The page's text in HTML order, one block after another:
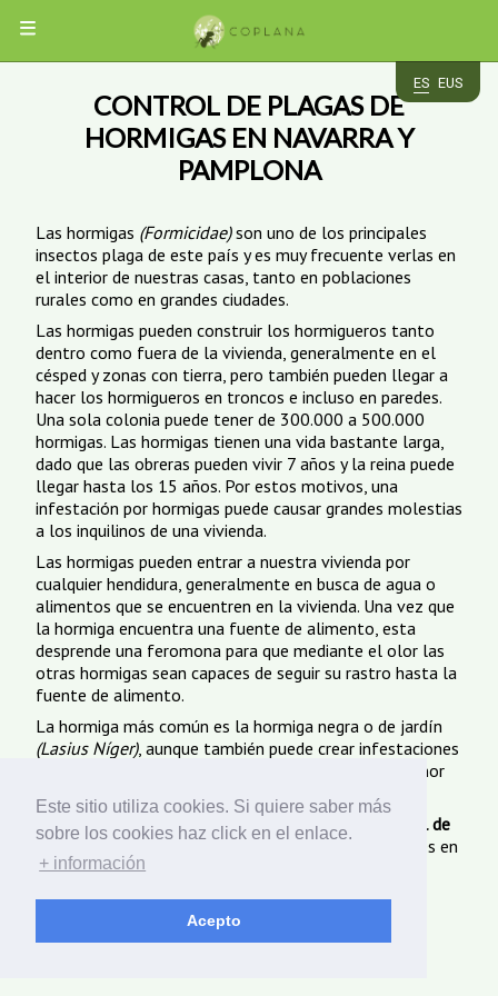
Este sitio utiliza cookies. Si quiere saber más
sobre los cookies haz click en el enlace.
+ información
Acepto
ROEDORES
HORMIGAS
INSECTOS
VOLADORES
AVES
TERMITAS
CARCOMA
SERVICIOS
DESRATIZACIÓN
DESINSECTACIÓN
CONTROL
INSECTOCAPTORES
TRATAMIENTOS
MADERA
APP
ACCESO
CLIENTES
CONTACTO
ES EUS
CONTROL DE PLAGAS DE
HORMIGAS EN NAVARRA Y
PAMPLONA
Las hormigas (Formicidae)son uno de los principales
insectos plaga de este país y es muy frecuente verlas en
el interior de nuestras casas, tanto en poblaciones
rurales como en grandes ciudades.
Las hormigas pueden construir los hormigueros tanto
dentro como fuera de la vivienda, generalmente en el
césped y zonas con tierra, pero también pueden llegar a
hacer los hormigueros en troncos e incluso en paredes.
Una sola colonia puede tener de 300.000 a 500.000
hormigas. Las hormigas tienen una vida bastante larga,
dado que las obreras pueden vivir 7 años y la reina puede
llegar hasta los 15 años. Por estos motivos, una
infestación por hormigas puede causar grandes molestias
a los inquilinos de una vivienda.
Las hormigas pueden entrar a nuestra vivienda por
cualquier hendidura, generalmente en busca de agua o
alimentos que se encuentren en la vivienda. Una vez que
la hormiga encuentra una fuente de alimento, esta
desprende una feromona para que mediante el olor las
otras hormigas sean capaces de seguir su rastro hasta la
fuente de alimento.
La hormiga más común es la hormiga negra o de jardín
(Lasius Níger), aunque también puede crear infestaciones
y en menor
(Linepithema humile)
Si necesitas contar con nuestros servicios de
Control de
Plagas de Hormigas en Navarra y Pamplona
, no dudes en
consultarnos.
© 2026 Coplana -